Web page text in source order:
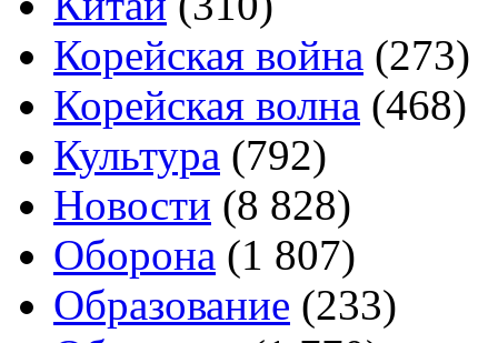
Корейская война (273)
Корейская волна (468)
Культура (792)
Новости (8 828)
Оборона (1 807)
Образование (233)